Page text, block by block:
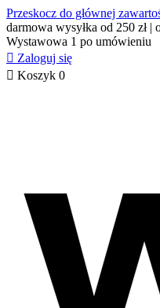
Przeskocz do głównej
darmowa wysyłka od 250 zł |
Wystawowa 1 po umówieniu
 Zaloguj się
 Koszyk 0